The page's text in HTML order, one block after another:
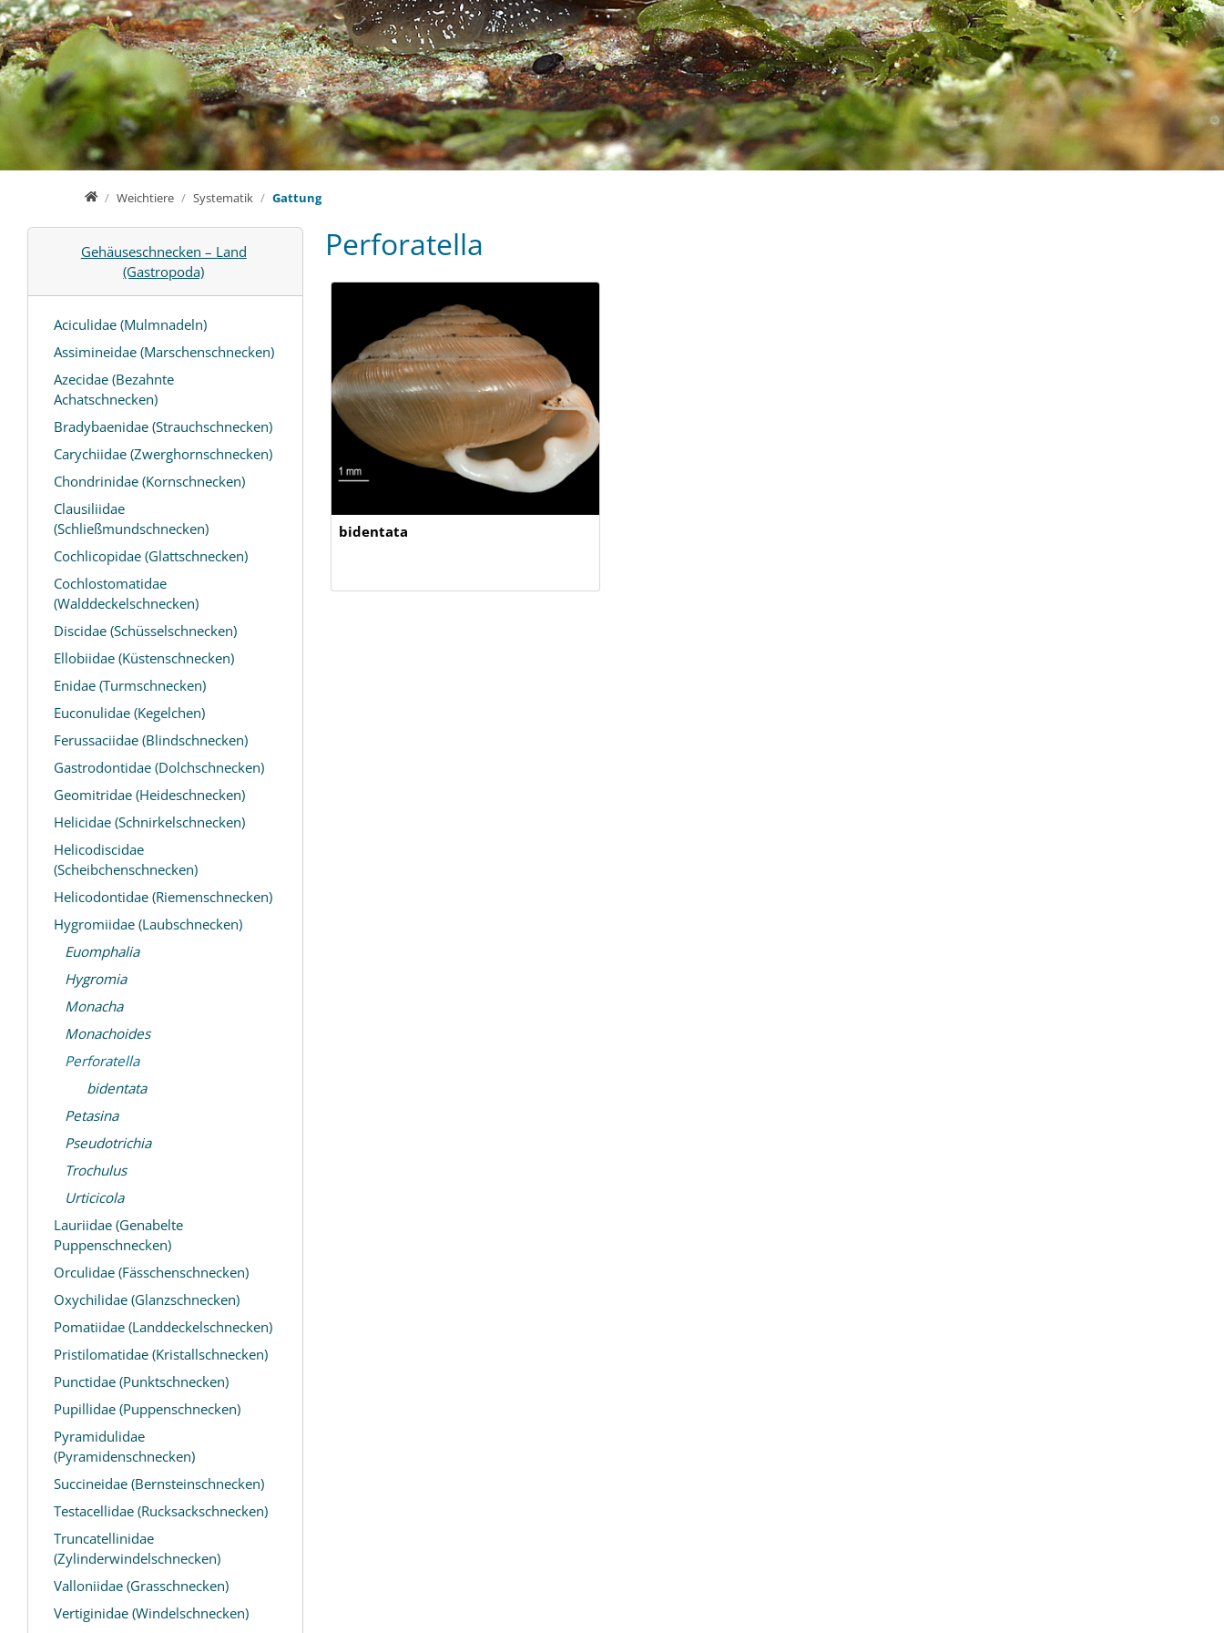
HomeWeichtiere Systematik Gattung
Perforatella
bidentata
Gehäuseschnecken – Land
(Gastropoda)
Aciculidae (Mulmnadeln)
Assimineidae (Marschenschnecken)
Azecidae (Bezahnte
Achatschnecken)
Bradybaenidae (Strauchschnecken)
Carychiidae (Zwerghornschnecken)
Chondrinidae (Kornschnecken)
Clausiliidae
(Schließmundschnecken)
Cochlicopidae (Glattschnecken)
Cochlostomatidae
(Walddeckelschnecken)
Discidae (Schüsselschnecken)
Ellobiidae (Küstenschnecken)
Enidae (Turmschnecken)
Euconulidae (Kegelchen)
Ferussaciidae (Blindschnecken)
Gastrodontidae (Dolchschnecken)
Geomitridae (Heideschnecken)
Helicidae (Schnirkelschnecken)
Helicodiscidae
(Scheibchenschnecken)
Helicodontidae (Riemenschnecken)
Hygromiidae (Laubschnecken)
Euomphalia
Hygromia
Monacha
Monachoides
Perforatella
bidentata
Petasina
Pseudotrichia
Trochulus
Urticicola
Lauriidae (Genabelte
Puppenschnecken)
Orculidae (Fässchenschnecken)
Oxychilidae (Glanzschnecken)
Pomatiidae (Landdeckelschnecken)
Pristilomatidae (Kristallschnecken)
Punctidae (Punktschnecken)
Pupillidae (Puppenschnecken)
Pyramidulidae
(Pyramidenschnecken)
Succineidae (Bernsteinschnecken)
Testacellidae (Rucksackschnecken)
Truncatellinidae
(Zylinderwindelschnecken)
Valloniidae (Grasschnecken)
Vertiginidae (Windelschnecken)